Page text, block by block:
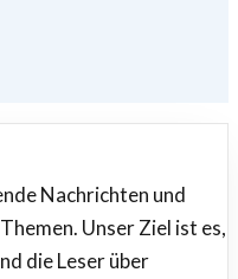
Nachrichten und
Unser Ziel ist es,
die Leser über